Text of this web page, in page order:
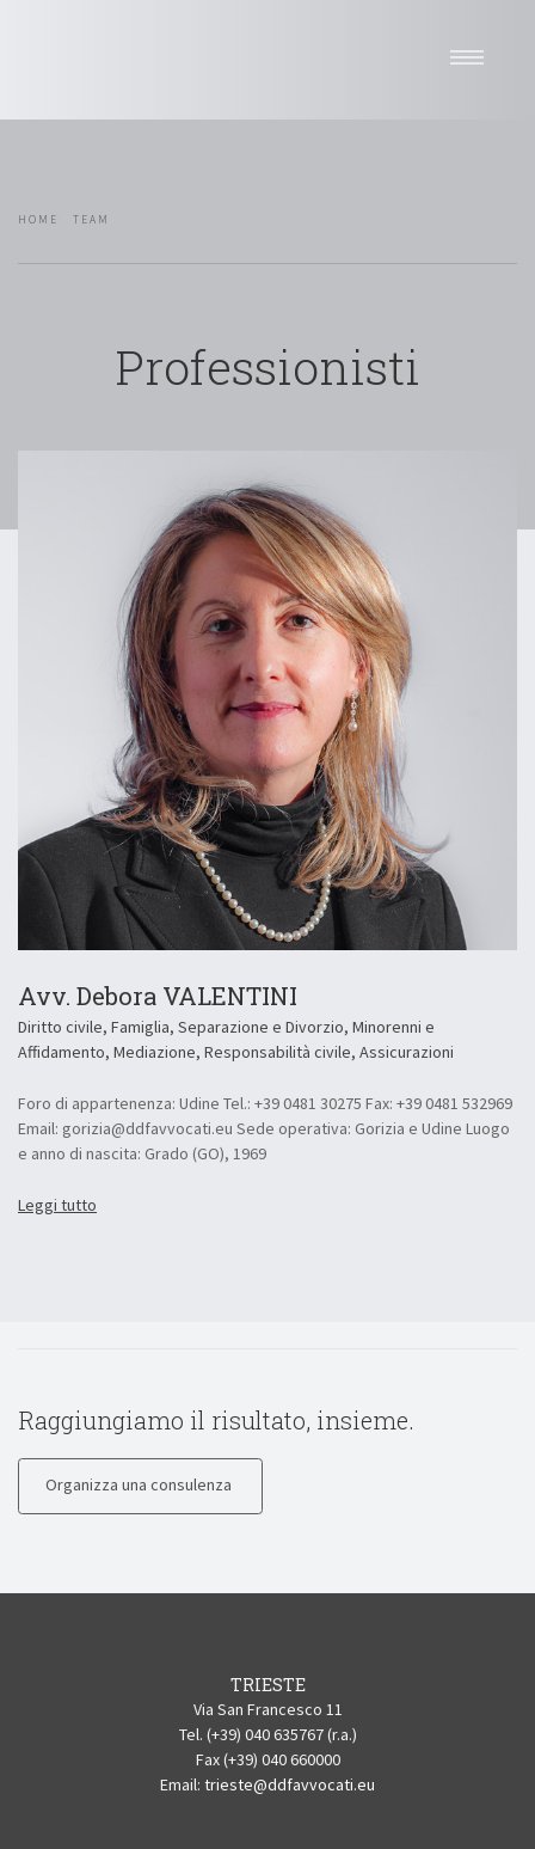
News
HOME TEAM
Professionisti
Avv. Debora VALENTINI
Diritto civile, Famiglia, Separazione e Divorzio, Minorenni e
Affidamento, Mediazione, Responsabilità civile, Assicurazioni
Foro di appartenenza: Udine Tel.: +39 0481 30275 Fax: +39 0481 532969
Email: gorizia@ddfavvocati.eu Sede operativa: Gorizia e Udine Luogo
e anno di nascita: Grado (GO), 1969
Leggi tutto
Raggiungiamo il risultato, insieme.
Organizza una consulenza
TRIESTE
Via San Francesco 11
Tel. (+39) 040 635767 (r.a.)
Fax (+39) 040 660000
Email: trieste@ddfavvocati.eu